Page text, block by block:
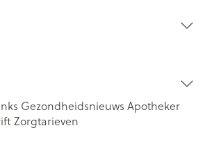
Gezondheidsnieuws Apotheker
Zorgtarieven